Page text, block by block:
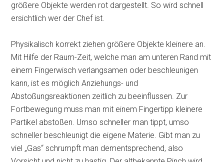
größere Objekte werden rot dargestellt. So wird schnell
ersichtlich wer der Chef ist.
Physikalisch korrekt ziehen größere Objekte kleinere an.
Mit Hilfe der Raum-Zeit, welche man am unteren Rand mit
einem Fingerwisch verlangsamen oder beschleunigen
kann, ist es möglich Anziehungs- und
Abstoßungsreaktionen zeitlich zu beeinflussen. Zur
Fortbewegung muss man mit einem Fingertipp kleinere
Partikel abstoßen. Umso schneller man tippt, umso
schneller beschleunigt die eigene Materie. Gibt man zu
viel „Gas“ schrumpft man dementsprechend, also